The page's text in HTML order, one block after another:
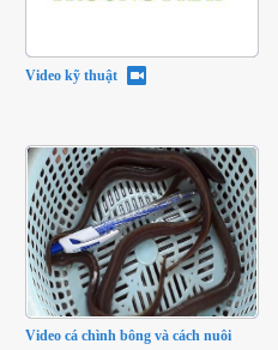
Video kỹ thuật
Video cá chình bông và cách nuôi